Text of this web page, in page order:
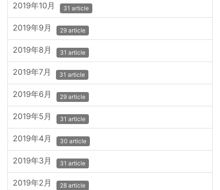
2019年10月 31 article
2019年9月 29 article
2019年8月 31 article
2019年7月 31 article
2019年6月 29 article
2019年5月 31 article
2019年4月 30 article
2019年3月 31 article
2019年2月 28 article